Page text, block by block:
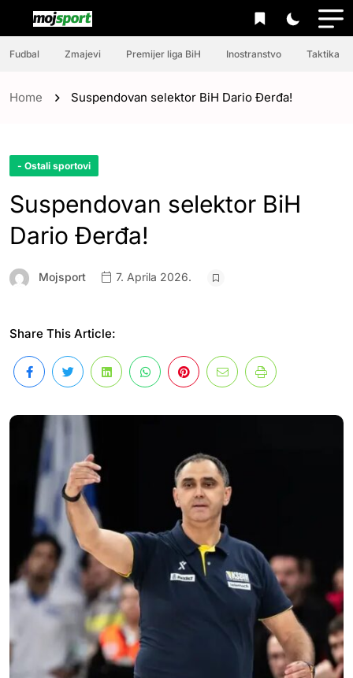
Fudbal Zmajevi Premijer liga BiH Inostranstvo Taktika
Home Suspendovan selektor BiH Dario Đerđa!
- Ostali sportovi
Suspendovan selektor BiH
Dario Đerđa!
Mojsport 7. Aprila 2026.
Share This Article: